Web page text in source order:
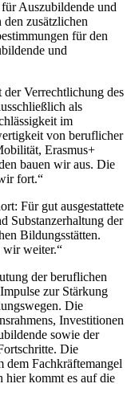
Auszubildende und
zusätzlichen
für den
und
Verrechtlichung des
als
im
von beruflicher
Erasmus+
bauen wir aus. Die
fort.“
Für gut ausgestattete
Substanzerhaltung der
Bildungsstätten.
wir weiter.“
der beruflichen
zur Stärkung
Die
Investitionen
sowie der
Die
dem Fachkräftemangel
hier kommt es auf die